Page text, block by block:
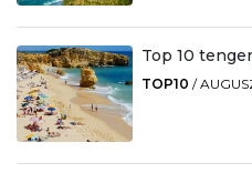
Top 10
TOP10 /